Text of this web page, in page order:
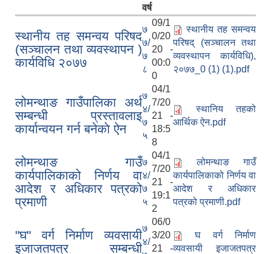
पूर्व जनप्रतिनिधि
वर्ष
स्थानीय तह समन्वय परिषद
(सञ्चालन तथा व्यवस्थापन )
कार्यविधि २०७७
७
७/
७
८
09/1
0/20
20 -
00:0
0
स्थानीय तह समन्वय
परिषद् (सञ्चालन तथा
व्यवस्थापन कार्यविधि),
२०७७_0 (1) (1).pdf
लोमन्थाङ गाउँपालिका अर्थ
सम्बन्धी प्रस्तावलाइ
कार्यान्वयन गर्न बनेकाे ऐन
७
४/
७
५
04/1
7/20
21 -
18:5
8
स्थानिय तहको
आर्थिक ऐन.pdf
लोमन्थाङ गाउँ
कार्यपालिकाको निर्णय वा
आदेश र अधिकार पत्रको
प्रमाणी
७
४/
७
५
04/1
7/20
21 -
19:1
2
लोमन्थाङ गाउँ
कार्यपालिकाको निर्णय वा
आदेश र अधिकार
पत्रको प्रमाणी.pdf
"घ" वर्ग निर्माण व्यवसायी
इजाजतपत्र सम्बन्धी
७
४/
06/0
3/20
21 -
घ वर्ग निर्माण
व्यवसायी इजाजतपत्र